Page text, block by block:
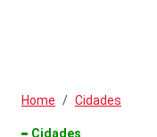
Home Cidades
Cidades